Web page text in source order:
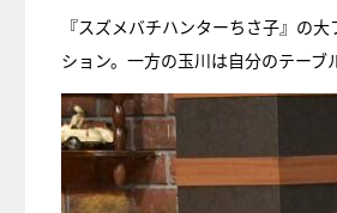
『スズメバチハンターちさ子』の
ション。一方の玉川は自分のテーブ